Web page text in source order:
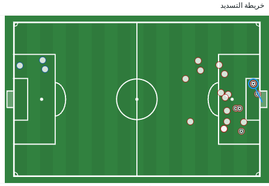
خريطة التسديد